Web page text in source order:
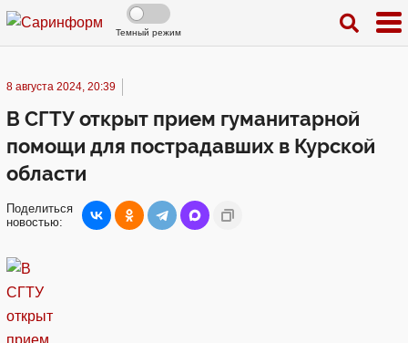
Темный режим
8 августа 2024, 20:39
В СГТУ открыт прием гуманитарной
помощи для пострадавших в Курской
области
Поделиться
новостью: